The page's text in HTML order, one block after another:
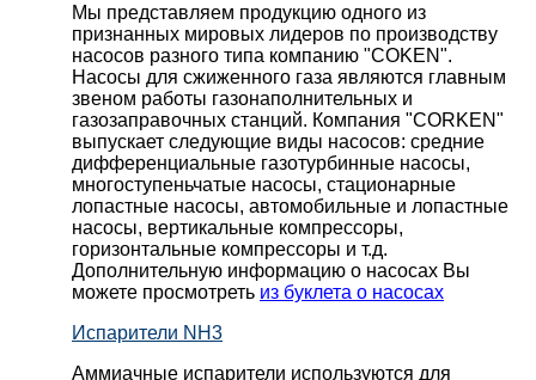
Мы представляем продукцию одного из
признанных мировых лидеров по производству
насосов разного типа компанию "COKEN".
Насосы для сжиженного газа являются главным
звеном работы газонаполнительных и
газозаправочных станций. Компания "CORKEN"
выпускает следующие виды насосов: cредние
дифференциальные газотурбинные насосы,
многоступеньчатые насосы, стационарные
лопастные насосы, автомобильные и лопaстные
насосы, вертикальные компрессоры,
горизонтальные компрессоры и т.д.
Дополнительную информацию о насосах Вы
можете просмотреть из буклета о насосах
Испарители NH3
Аммиачные испарители используются для